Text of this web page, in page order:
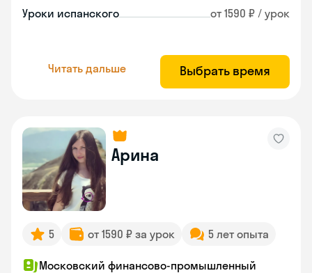
Уроки испанского от 1590 ₽ / урок
Читать дальше Выбрать время
Арина
5 от 1590 ₽ за урок 5 лет опыта
Московский финансово-промышленный